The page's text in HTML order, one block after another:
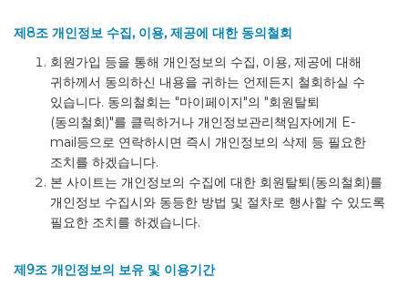
제8조 개인정보 수집, 이용, 제공에 대한 동의철회
회원가입 등을 통해 개인정보의 수집, 이용, 제공에 대해
귀하께서 동의하신 내용을 귀하는 언제든지 철회하실 수
있습니다. 동의철회는 "마이페이지"의 "회원탈퇴
(동의철회)"를 클릭하거나 개인정보관리책임자에게 E-
mail등으로 연락하시면 즉시 개인정보의 삭제 등 필요한
조치를 하겠습니다.
본 사이트는 개인정보의 수집에 대한 회원탈퇴(동의철회)를
개인정보 수집시와 동등한 방법 및 절차로 행사할 수 있도록
필요한 조치를 하겠습니다.
제9조 개인정보의 보유 및 이용기간